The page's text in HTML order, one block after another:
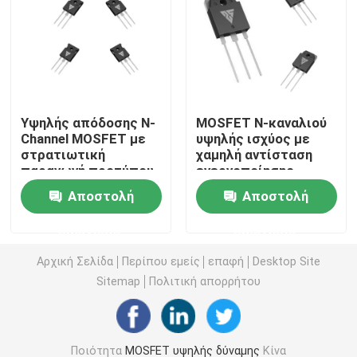
Υπερσυνδέσμος MOSFET
MOSFET υψηλής τάσης
MOSFET χαμηλής τάσης
Ημιαγωγός υψηλής ισχύος
Υψηλής απόδοσης N-
Channel MOSFET με
στρατιωτική
παραγωγή προτύπου
για εφαρμογές
ηλιακών μετατροπών
Αποστολή
MOSFET N-καναλιού
υψηλής ισχύος με
χαμηλή αντίσταση
ενεργοποίησης
υψηλής συχνότητας
και υψηλή απόδοση
για βιομηχανικές
Αποστολή
Αρχική Σελίδα Περίπου εμείς επαφή
Desktop Site
Sitemap
Πολιτική απορρήτου
Ποιότητα MOSFET υψηλής δύναμης Κίνα